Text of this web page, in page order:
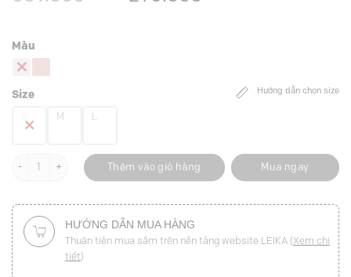
Hướng dẫn chọn size
Màu
Size
M L
Sơ mi CT cổ vặn tạo nơ đính cúc số lượng
Thêm vào giỏ hàng Mua ngay
HƯỚNG DẪN MUA HÀNG
Thuận tiện mua sắm trên nền tảng website LEIKA (Xem chi
tiết)